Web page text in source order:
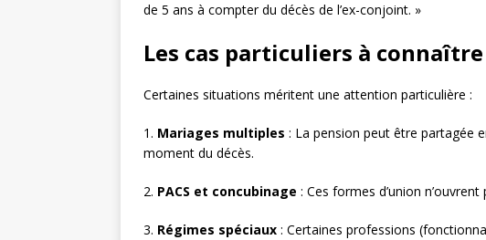
de 5 ans à compter du décès de l’ex-conjoint. »
Les cas particuliers à connaître
Certaines situations méritent une attention particulière :
1. Mariages multiples : La pension peut être partagée
moment du décès.
2. PACS et concubinage : Ces formes d’union
3. Régimes spéciaux : Certaines professions